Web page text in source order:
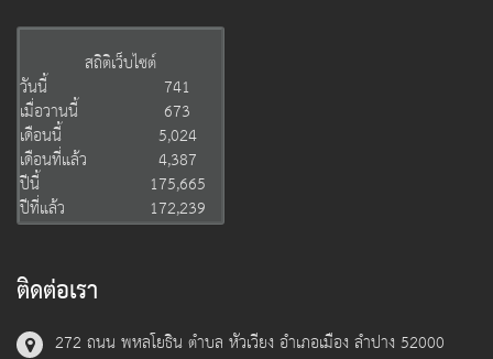
สถิติเว็บไซต์
วันนี้
741
เมื่อวานนี้
673
เดือนนี้
5,024
เดือนที่แล้ว
4,387
ปีนี้
175,665
ปีที่แล้ว
172,239
ติดต่อเรา
272 ถนน พหลโยธิน ตำบล หัวเวียง อำเภอเมือง ลำปาง 52000